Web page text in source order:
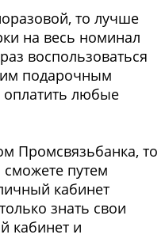
то лучше
на весь номинал
воспользоваться
подарочным
любые
Промсвязьбанка, то
путем
кабинет
знать свои
кабинет и